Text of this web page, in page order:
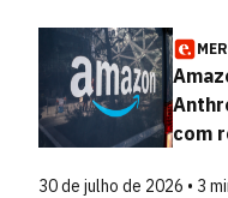
com
30 de julho de 2026 • 3